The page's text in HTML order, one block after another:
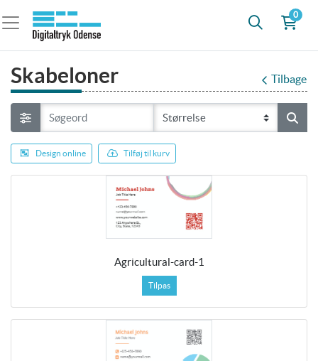
0
Skabeloner Tilbage
Design online Tilføj til kurv
Agricultural-card-1
Tilpas